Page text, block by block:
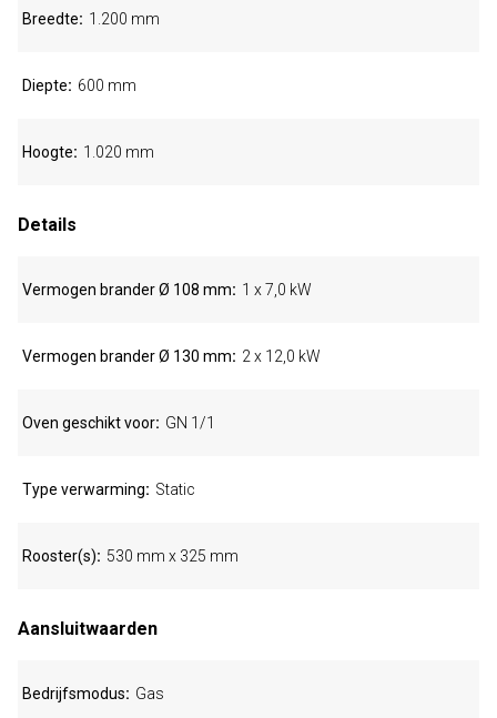
Breedte 1.200 mm
Diepte 600 mm
Hoogte 1.020 mm
Details
Vermogen brander Ø 108 mm 1 x 7,0 kW
Vermogen brander Ø 130 mm 2 x 12,0 kW
Oven geschikt voor GN 1/1
Type verwarming Static
Rooster(s) 530 mm x 325 mm
Aansluitwaarden
Bedrijfsmodus Gas